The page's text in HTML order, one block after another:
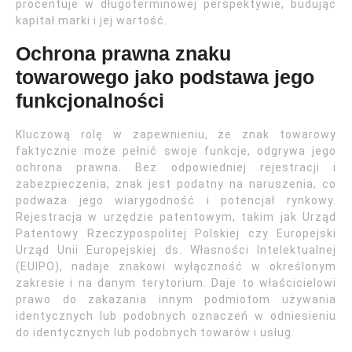
procentuje w długoterminowej perspektywie, budując
kapitał marki i jej wartość.
Ochrona prawna znaku
towarowego jako podstawa jego
funkcjonalności
Kluczową rolę w zapewnieniu, że znak towarowy
faktycznie może pełnić swoje funkcje, odgrywa jego
ochrona prawna. Bez odpowiedniej rejestracji i
zabezpieczenia, znak jest podatny na naruszenia, co
podważa jego wiarygodność i potencjał rynkowy.
Rejestracja w urzędzie patentowym, takim jak Urząd
Patentowy Rzeczypospolitej Polskiej czy Europejski
Urząd Unii Europejskiej ds. Własności Intelektualnej
(EUIPO), nadaje znakowi wyłączność w określonym
zakresie i na danym terytorium. Daje to właścicielowi
prawo do zakazania innym podmiotom używania
identycznych lub podobnych oznaczeń w odniesieniu
do identycznych lub podobnych towarów i usług.